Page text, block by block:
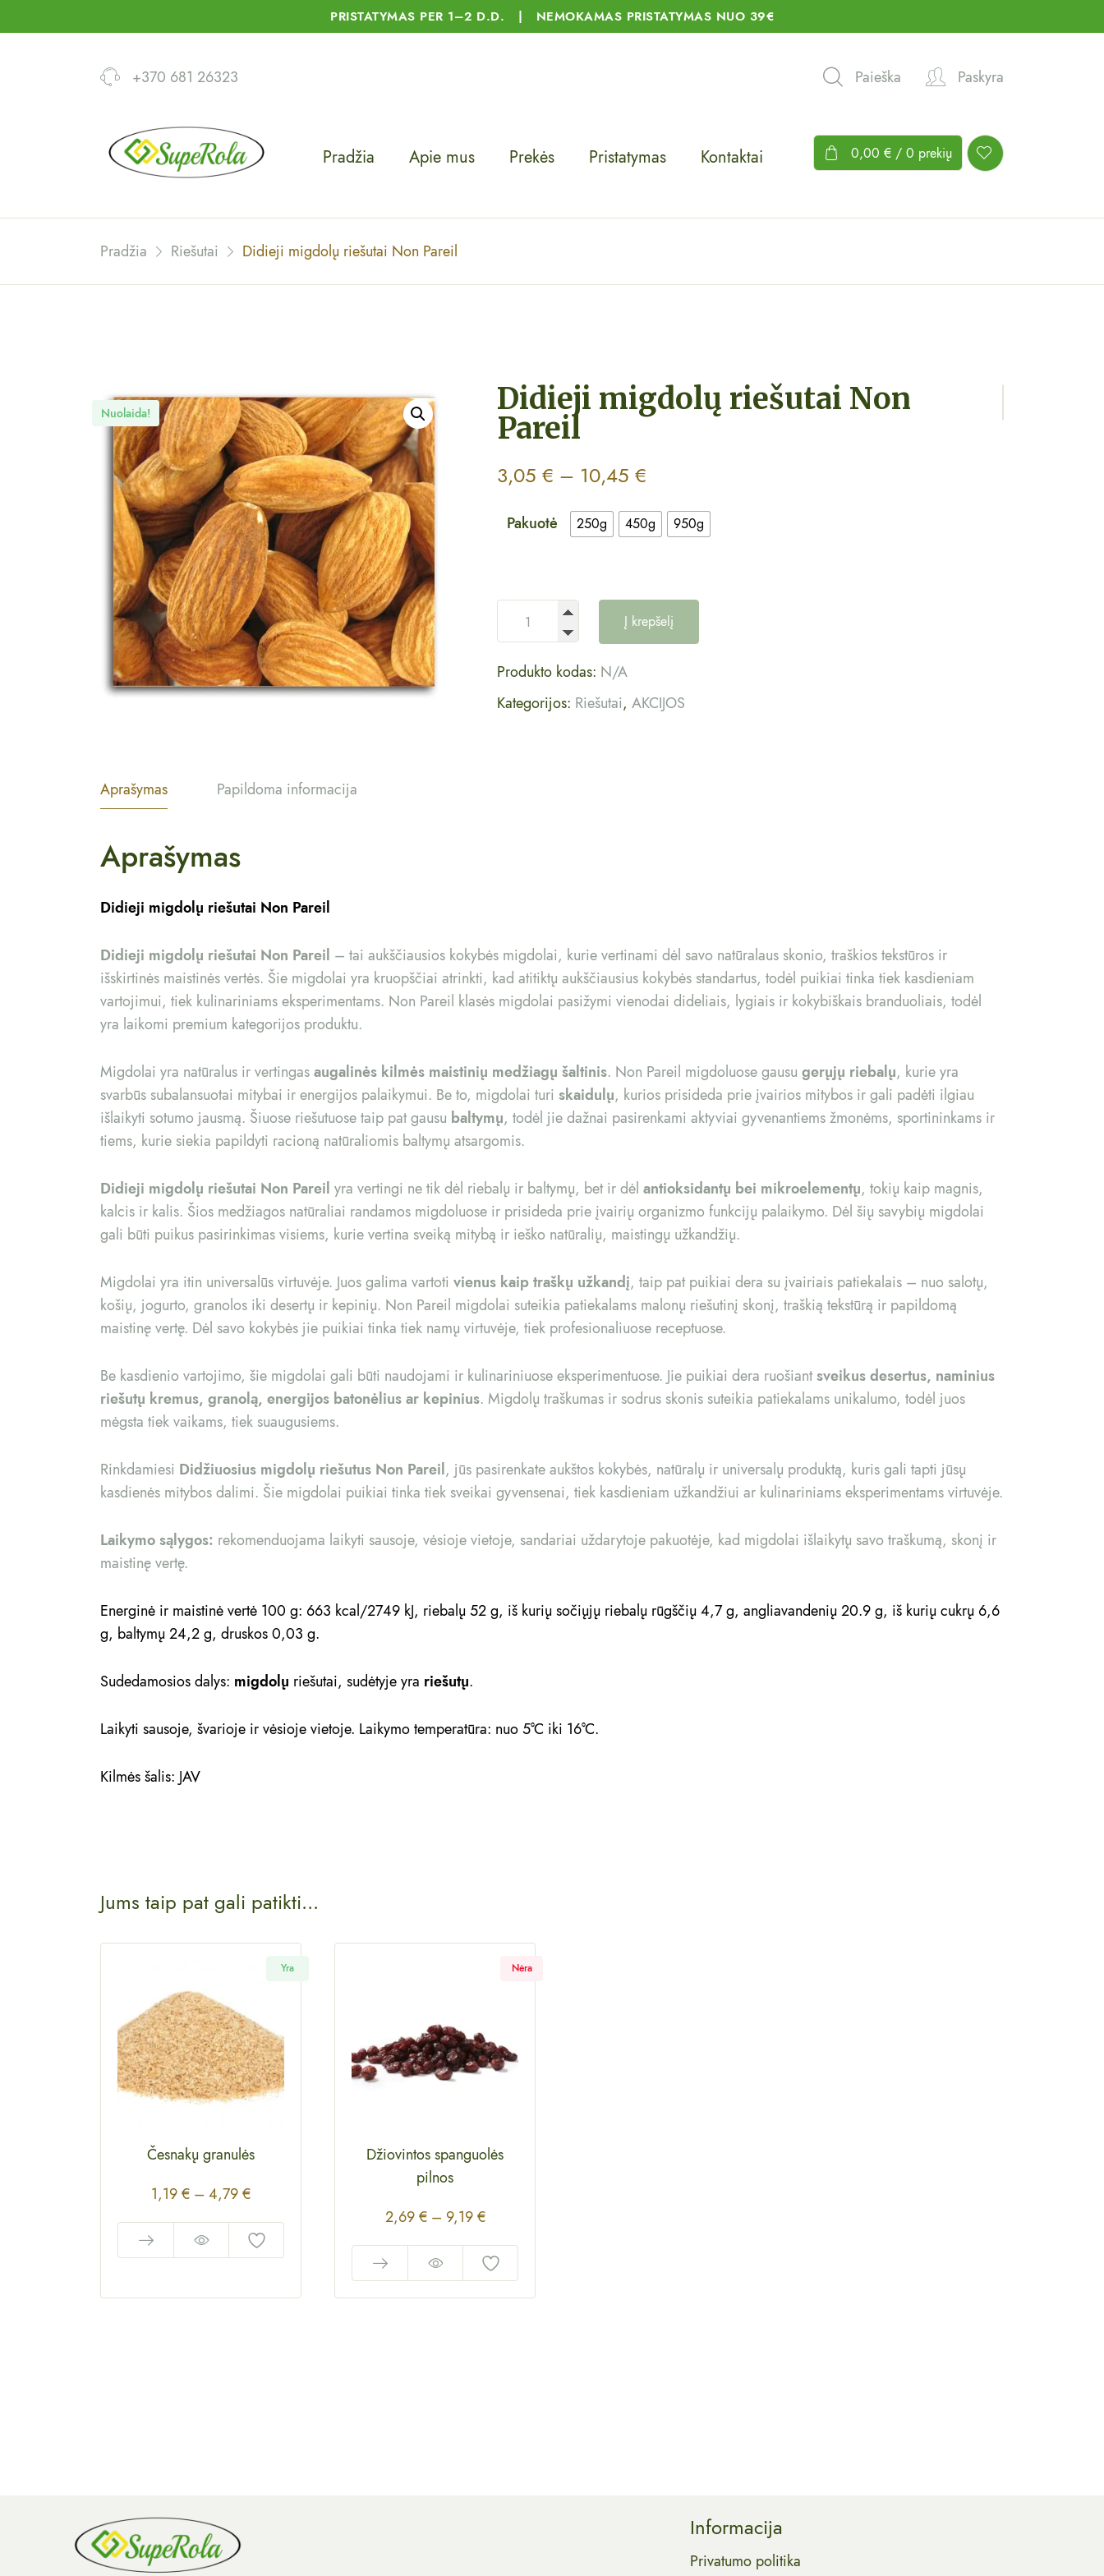
PRISTATYMAS PER 1–2 D.D. | NEMOKAMAS PRISTATYMAS NUO 39€
+370 681 26323 Paieška Paskyra
Pradžia Apie mus Prekės Pristatymas Kontaktai 0,00 € / 0 prekių
Pradžia Riešutai Didieji migdolų riešutai Non Pareil
Nuolaida!
Didieji migdolų riešutai Non
Pareil
3,05€ – 10,45€
Pakuotė 250g 450g 950g
Į krepšelį
Produkto kodas: N/A
Kategorijos: Riešutai,AKCIJOS
Aprašymas Papildoma informacija
Aprašymas
Didieji migdolų riešutai Non Pareil
Didieji migdolų riešutai Non Pareil – tai aukščiausios kokybės migdolai, kurie vertinami dėl savo natūralaus skonio, traškios tekstūros ir
išskirtinės maistinės vertės. Šie migdolai yra kruopščiai atrinkti, kad atitiktų aukščiausius kokybės standartus, todėl puikiai tinka tiek kasdieniam
vartojimui, tiek kulinariniams eksperimentams. Non Pareil klasės migdolai pasižymi vienodai dideliais, lygiais ir kokybiškais branduoliais, todėl
yra laikomi premium kategorijos produktu.
Migdolai yra natūralus ir vertingasaugalinės kilmės maistinių medžiagų šaltinis. Non Pareil migdoluose gausu gerųjų riebalų, kurie yra
svarbūs subalansuotai mitybai ir energijos palaikymui. Be to, migdolai turi skaidulų, kurios prisideda prie įvairios mitybos ir gali padėti ilgiau
išlaikyti sotumo jausmą. Šiuose riešutuose taip pat gausu baltymų, todėl jie dažnai pasirenkami aktyviai gyvenantiems žmonėms, sportininkams ir
tiems, kurie siekia papildyti racioną natūraliomis baltymų atsargomis.
Didieji migdolų riešutai Non Pareil yra vertingi ne tik dėl riebalų ir baltymų, bet ir dėl antioksidantų bei mikroelementų, tokių kaip magnis,
kalcis ir kalis. Šios medžiagos natūraliai randamos migdoluose ir prisideda prie įvairių organizmo funkcijų palaikymo. Dėl šių savybių migdolai
gali būti puikus pasirinkimas visiems, kurie vertina sveiką mitybą ir ieško natūralių, maistingų užkandžių.
Migdolai yra itin universalūs virtuvėje. Juos galima vartoti vienus kaip traškų užkandį, taip pat puikiai dera su įvairiais patiekalais – nuo salotų,
košių, jogurto, granolos iki desertų ir kepinių. Non Pareil migdolai suteikia patiekalams malonų riešutinį skonį, traškią tekstūrą ir papildomą
maistinę vertę. Dėl savo kokybės jie puikiai tinka tiek namų virtuvėje, tiek profesionaliuose receptuose.
Be kasdienio vartojimo, šie migdolai gali būti naudojami ir kulinariniuose eksperimentuose. Jie puikiai dera ruošiantsveikus desertus, naminius
riešutų kremus, granolą, energijos batonėlius ar kepinius. Migdolų traškumas ir sodrus skonis suteikia patiekalams unikalumo, todėl juos
mėgsta tiek vaikams, tiek suaugusiems.
Rinkdamiesi Didžiuosius migdolų riešutus Non Pareil, jūs pasirenkate aukštos kokybės, natūralų ir universalų produktą, kuris gali tapti jūsų
kasdienės mitybos dalimi. Šie migdolai puikiai tinka tiek sveikai gyvensenai, tiek kasdieniam užkandžiui ar kulinariniams eksperimentams virtuvėje.
Laikymo sąlygos: rekomenduojama laikyti sausoje, vėsioje vietoje, sandariai uždarytoje pakuotėje, kad migdolai išlaikytų savo traškumą, skonį ir
maistinę vertę.
Energinė ir maistinė vertė 100 g: 663 kcal/2749 kJ, riebalų 52 g, iš kurių sočiųjų riebalų rūgščių 4,7 g, angliavandenių 20.9 g, iš kurių cukrų 6,6
g, baltymų 24,2 g, druskos 0,03 g.
Sudedamosios dalys: migdolų riešutai, sudėtyje yra riešutų.
Laikyti sausoje, švarioje ir vėsioje vietoje. Laikymo temperatūra: nuo 5°C iki 16°C.
Kilmės šalis: JAV
Jums taip pat gali patikti...
Yra
Česnakų granulės
1,19€ – 4,79€
Nėra
Džiovintos spanguolės
pilnos
2,69€ – 9,19€
Informacija
Privatumo politika